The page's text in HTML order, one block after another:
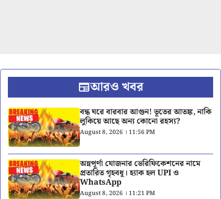
আরও খবর
বন্ধ ঘরে বারবার আগুন! ভূতের আতঙ্ক, নাকি
লুকিয়ে আছে অন্য কোনো রহস্য?
August 8, 2026 । 11:56 PM
অন্নপূর্ণা যোজনার ভেরিফিকেশনের নামে
প্রতারিত গৃহবধূ। হ্যাক হল UPI ও
WhatsApp
August 8, 2026 । 11:21 PM